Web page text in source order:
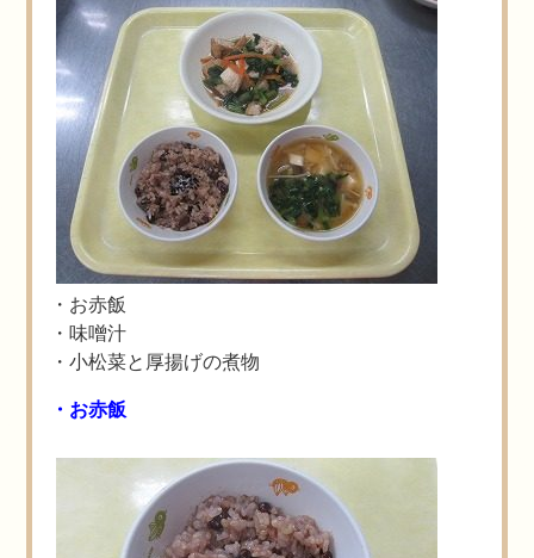
・お赤飯
・味噌汁
・小松菜と厚揚げの煮物
・お赤飯